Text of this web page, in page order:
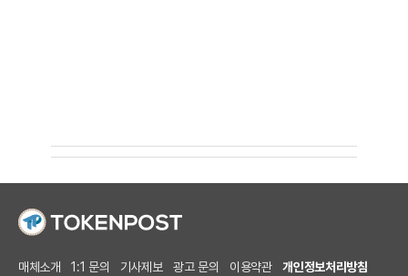
매체소개 1:1 문의 기사제보 광고 문의 이용약관
개인정보처리방침